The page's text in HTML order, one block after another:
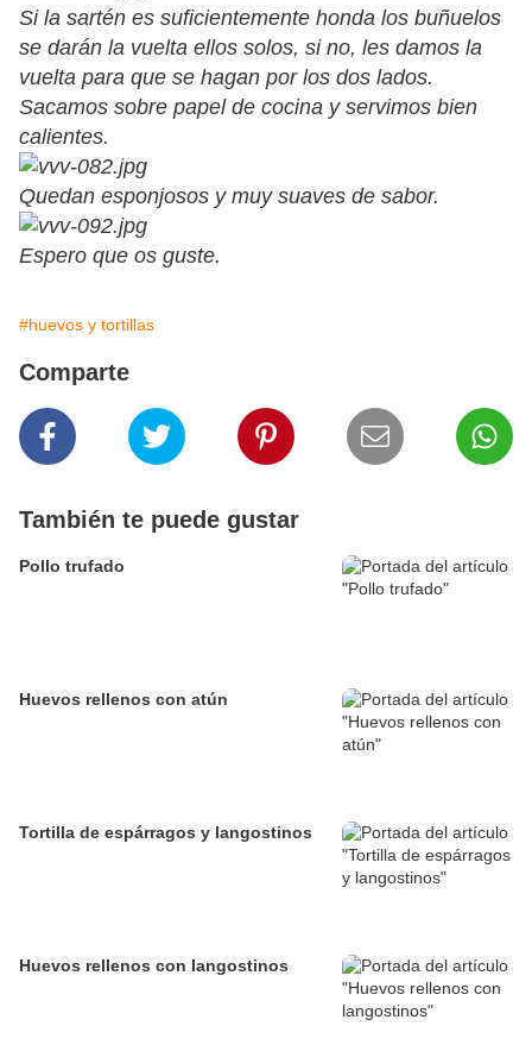
Si la sartén es suficientemente honda los buñuelos
se darán la vuelta ellos solos, si no, les damos la
vuelta para que se hagan por los dos lados.
Sacamos sobre papel de cocina y servimos bien
calientes.
Quedan esponjosos y muy suaves de sabor.
Espero que os guste.
#huevos y tortillas
Comparte
También te puede gustar
Pollo trufado
Huevos rellenos con atún
Tortilla de espárragos y langostinos
Huevos rellenos con langostinos